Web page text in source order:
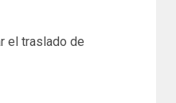
el traslado de